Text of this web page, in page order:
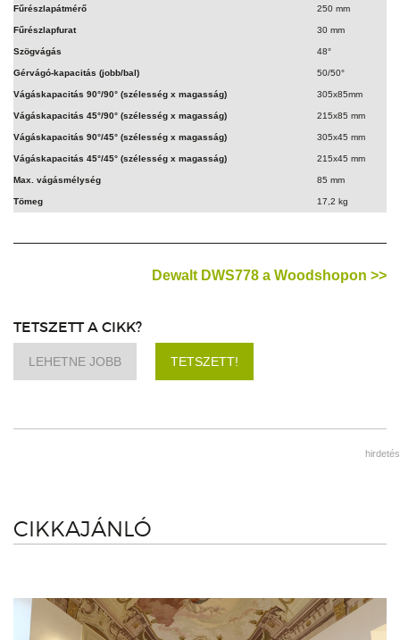
Fűrészlapátmérő 250 mm
Fűrészlapfurat 30 mm
Szögvágás 48°
Gérvágó-kapacitás (jobb/bal) 50/50°
Vágáskapacitás 90°/90° (szélesség x magasság) 305x85mm
Vágáskapacitás 45°/90° (szélesség x magasság) 215x85 mm
Vágáskapacitás 90°/45° (szélesség x magasság) 305x45 mm
Vágáskapacitás 45°/45° (szélesség x magasság) 215x45 mm
Max. vágásmélység 85 mm
Tömeg 17,2 kg
Dewalt DWS778 a Woodshopon >>
TETSZETT A CIKK?
LEHETNE JOBB TETSZETT!
hirdetés
CIKKAJÁNLÓ